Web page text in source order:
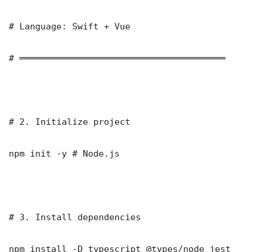
# Language: Swift + Vue
# ═══════════════════════════════════════
# 2. Initialize project
npm init -y # Node.js
# 3. Install dependencies
npm install -D typescript @types/node jest